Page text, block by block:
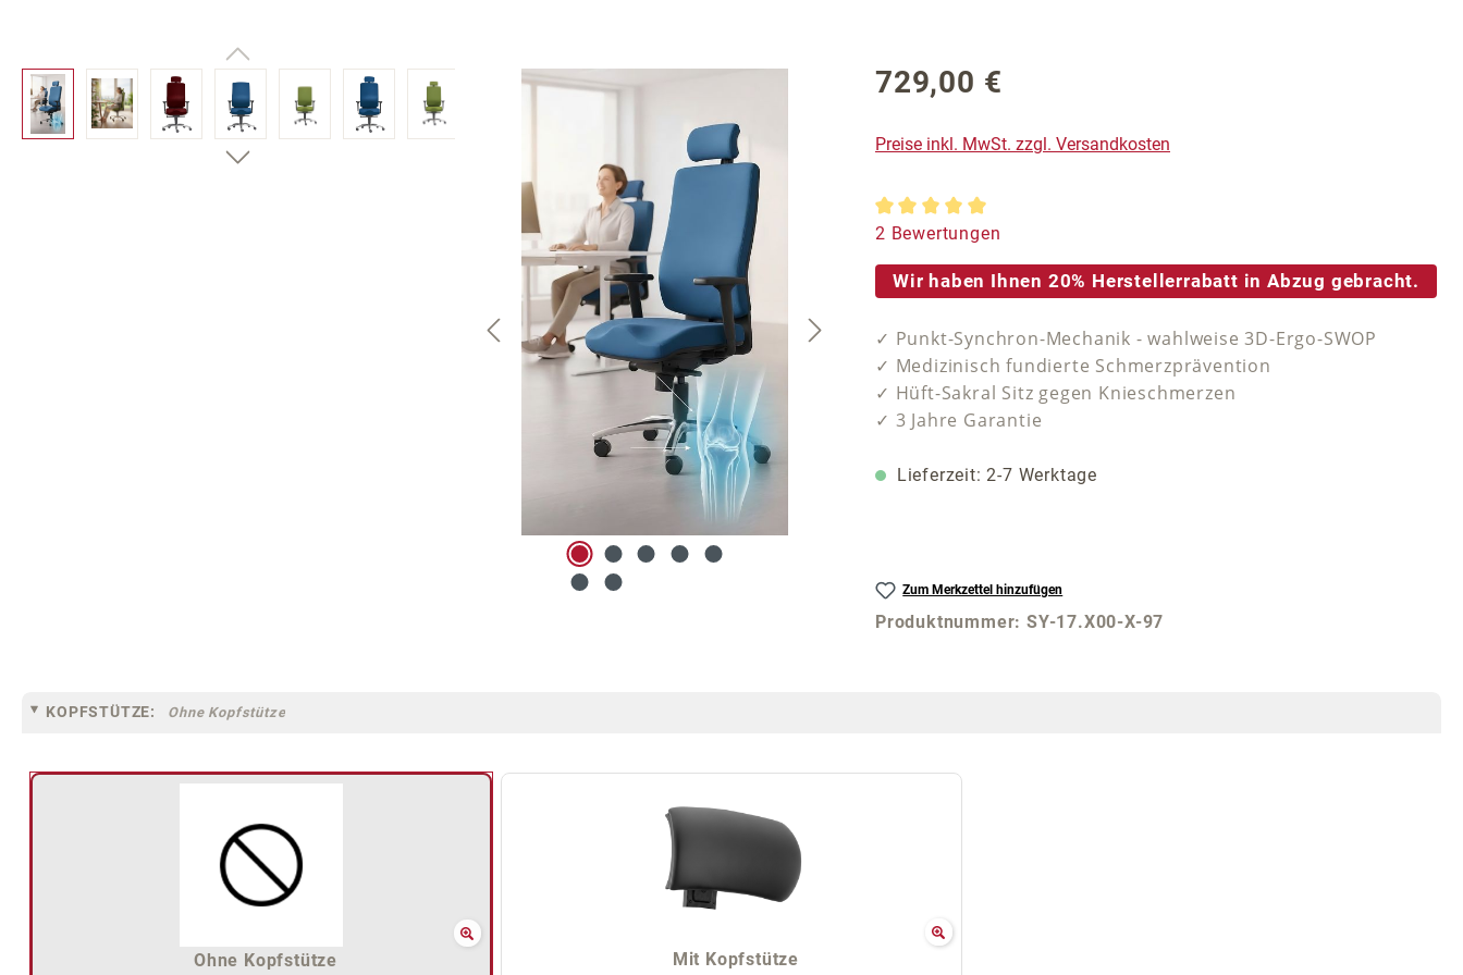
Bildergalerie überspringen Regulärer Preis:
729,00 €
Preise inkl. MwSt. zzgl. Versandkosten
Durchschnittliche Bewertung von 5 von 5 Sternen
2 Bewertungen
Wir haben Ihnen 20% Herstellerrabatt in Abzug gebracht.
✓ Punkt-Synchron-Mechanik - wahlweise 3D-Ergo-SWOP
✓ Medizinisch fundierte Schmerzprävention
✓ Hüft-Sakral Sitz gegen Knieschmerzen
✓ 3 Jahre Garantie
Lieferzeit: 2-7 Werktage
Zum Merkzettel hinzufügen
Produktnummer:SY-17.X00-X-97
KOPFSTÜTZE: Ohne Kopfstütze
Ohne Kopfstütze
Mit Kopfstütze